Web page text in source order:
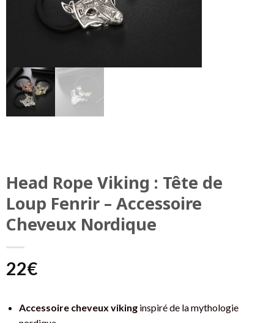
Head Rope Viking : Tête de
Loup Fenrir – Accessoire
Cheveux Nordique
22€
Accessoire cheveux vikinginspiré de la mythologie